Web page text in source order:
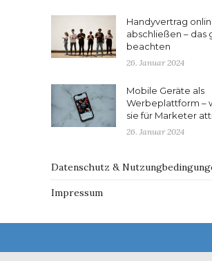
Handyvertrag
abschließen – das
beachten
26. Januar 2024
Mobile Geräte als
Werbeplattform –
sie für Marketer
26. Januar 2024
Datenschutz &
Impressum